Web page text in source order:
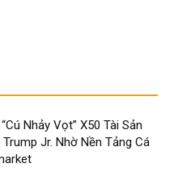
Nhảy Vọt” X50 Tài Sản
Trump Jr. Nhờ Nền Tảng Cá